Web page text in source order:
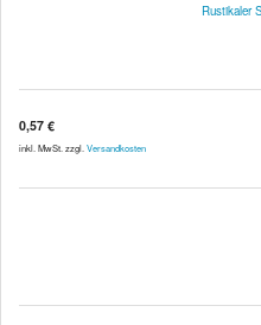
Rustikaler
0,57 €
inkl. MwSt. zzgl. Versandkosten